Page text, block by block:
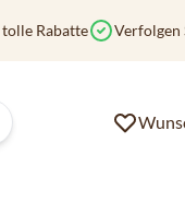
tolle Rabatte Verfolgen